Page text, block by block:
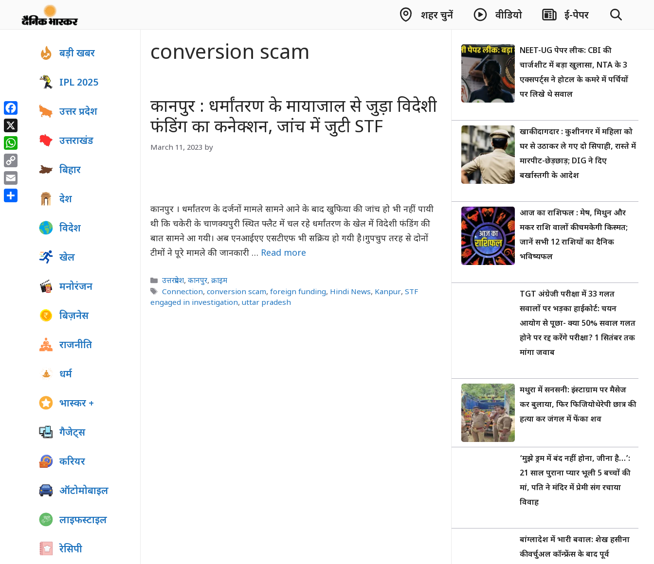
शहर चुनें वीडियो ई-पेपर
conversion scam
कानपुर : धर्मांतरण के मायाजाल से जुड़ा विदेशी
फंडिंग का कनेक्शन, जांच में जुटी STF
March 11, 2023 by
कानपुर । धर्मांतरण के दर्जनों मामले सामने आने के बाद खुफिया की जांच हो भी नहीं पायी
थी कि चकेरी के चाणक्यपुरी स्थित फ्लैट में चल रहे धर्मांतरण के खेल में विदेशी फंडिंग की
बात सामने आ गयी। अब एनआईएए एसटीएफ भी सक्रिय हो गयी है।गुपचुप तरह से दोनों
टीमों ने पूरे मामले की जानकारी … Read more
Categories
उत्तरप्रदेश,कानपुर,क्राइम
Tags
Connection,conversion scam,foreign funding, Hindi News, Kanpur,STF
engaged in investigation, uttar pradesh
बड़ी खबर
IPL 2025
उत्तर प्रदेश
उत्तराखंड
बिहार
देश
विदेश
खेल
मनोरंजन
बिज़नेस
राजनीति
धर्म
भास्कर +
गैजेट्स
करियर
ऑटोमोबाइल
लाइफस्टाइल
रेसिपी
NEET-UG पेपर लीक: CBI की
चार्जशीट में बड़ा खुलासा, NTA के 3
एक्सपर्ट्स ने होटल के कमरे में पर्चियों
पर लिखे थे सवाल
खाकी दागदार : कुशीनगर में महिला को
घर से उठाकर ले गए दो सिपाही, रास्ते में
मारपीट-छेड़छाड़; DIG ने दिए
बर्खास्तगी के आदेश
आज का राशिफल : मेष, मिथुन और
मकर राशि वालों की चमकेगी किस्मत;
जानें सभी 12 राशियों का दैनिक
भविष्यफल
TGT अंग्रेजी परीक्षा में 33 गलत
सवालों पर भड़का हाईकोर्ट: चयन
आयोग से पूछा- क्या 50% सवाल गलत
होने पर रद्द करेंगे परीक्षा? 1 सितंबर तक
मांगा जवाब
मथुरा में सनसनी: इंस्टाग्राम पर मैसेज
कर बुलाया, फिर फिजियोथेरेपी छात्र की
हत्या कर जंगल में फेंका शव
‘मुझे ड्रम में बंद नहीं होना, जीना है…’:
21 साल पुराना प्यार भूली 5 बच्चों की
मां, पति ने मंदिर में प्रेमी संग रचाया
विवाह
बांग्लादेश में भारी बवाल: शेख हसीना
की वर्चुअल कॉन्फ्रेंस के बाद पूर्व
Facebook
X
WhatsApp
Copy
Link
Email